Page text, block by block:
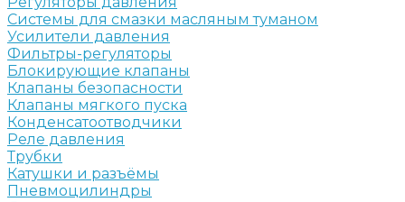
Системы для смазки масляным туманом
Усилители давления
Фильтры-регуляторы
Блокирующие клапаны
Клапаны безопасности
Клапаны мягкого пуска
Конденсатоотводчики
Реле давления
Трубки
Катушки и разъёмы
Пневмоцилиндры